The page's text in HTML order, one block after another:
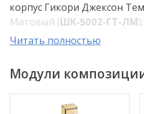
корпус Гикори Джексон
Матовый (ШК-5002-ГТ-ЛМ);
корпус Гикори Джексон
корпус Гикори Джексон
Матовый (ШК-5002-ГТ-АМ
);
Читать полностью
Модули